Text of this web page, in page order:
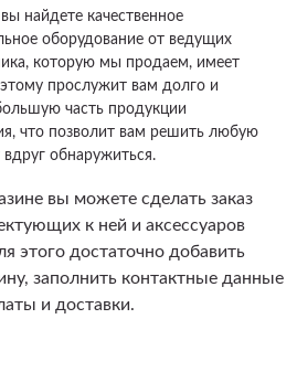
найдете качественное
оборудование от ведущих
которую мы продаем, имеет
прослужит вам долго и
часть продукции
что позволит вам решить любую
обнаружиться.
вы можете сделать заказ
к ней и аксессуаров
этого достаточно добавить
заполнить контактные данные
и доставки.